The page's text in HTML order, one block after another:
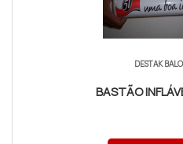
DESTAK
BASTÃO